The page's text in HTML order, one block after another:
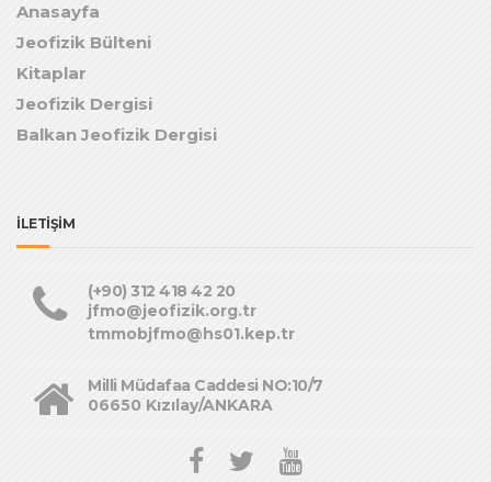
Anasayfa
Jeofizik Bülteni
Kitaplar
Jeofizik Dergisi
Balkan Jeofizik Dergisi
İLETİŞİM
(+90) 312 418 42 20
jfmo@jeofizik.org.tr
tmmobjfmo@hs01.kep.tr
Milli Müdafaa Caddesi NO:10/7
06650 Kızılay/ANKARA